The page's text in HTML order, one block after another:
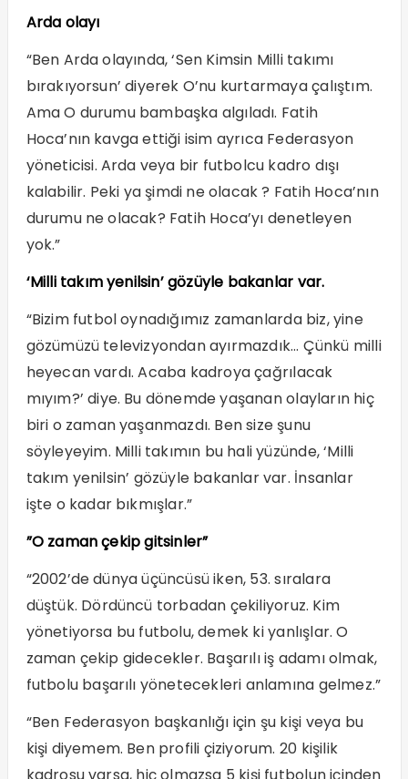
Arda olayı
“Ben Arda olayında, ‘Sen Kimsin Milli takımı
bırakıyorsun’ diyerek O’nu kurtarmaya çalıştım.
Ama O durumu bambaşka algıladı. Fatih
Hoca’nın kavga ettiği isim ayrıca Federasyon
yöneticisi. Arda veya bir futbolcu kadro dışı
kalabilir. Peki ya şimdi ne olacak ? Fatih Hoca’nın
durumu ne olacak? Fatih Hoca’yı denetleyen
yok.”
‘Milli takım yenilsin’ gözüyle bakanlar var.
“Bizim futbol oynadığımız zamanlarda biz, yine
gözümüzü televizyondan ayırmazdık… Çünkü milli
heyecan vardı. Acaba kadroya çağrılacak
mıyım?’ diye. Bu dönemde yaşanan olayların hiç
biri o zaman yaşanmazdı. Ben size şunu
söyleyeyim. Milli takımın bu hali yüzünde, ‘Milli
takım yenilsin’ gözüyle bakanlar var. İnsanlar
işte o kadar bıkmışlar.”
”O zaman çekip gitsinler”
“2002’de dünya üçüncüsü iken, 53. sıralara
düştük. Dördüncü torbadan çekiliyoruz. Kim
yönetiyorsa bu futbolu, demek ki yanlışlar. O
zaman çekip gidecekler. Başarılı iş adamı olmak,
futbolu başarılı yönetecekleri anlamına gelmez.”
“Ben Federasyon başkanlığı için şu kişi veya bu
kişi diyemem. Ben profili çiziyorum. 20 kişilik